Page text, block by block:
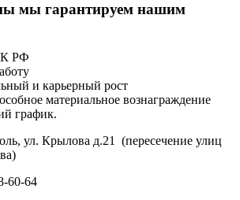
мы гарантируем нашим
РФ
и карьерный рост
материальное вознаграждение
график.
ул. Крылова д.21 (пересечение улиц
60-64